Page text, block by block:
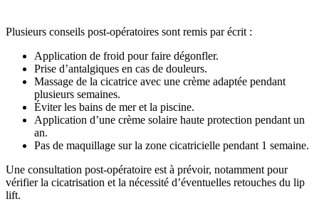
Plusieurs conseils post-opératoires sont remis par écrit :
Application de froid pour faire dégonfler.
Prise d’antalgiques en cas de douleurs.
Massage de la cicatrice avec une crème adaptée pendant
plusieurs semaines.
Éviter les bains de mer et la piscine.
Application d’une crème solaire haute protection pendant un
an.
Pas de maquillage sur la zone cicatricielle pendant 1 semaine.
Une consultation post-opératoire est à prévoir, notamment pour
vérifier la cicatrisation et la nécessité d’éventuelles retouches du lip
lift.